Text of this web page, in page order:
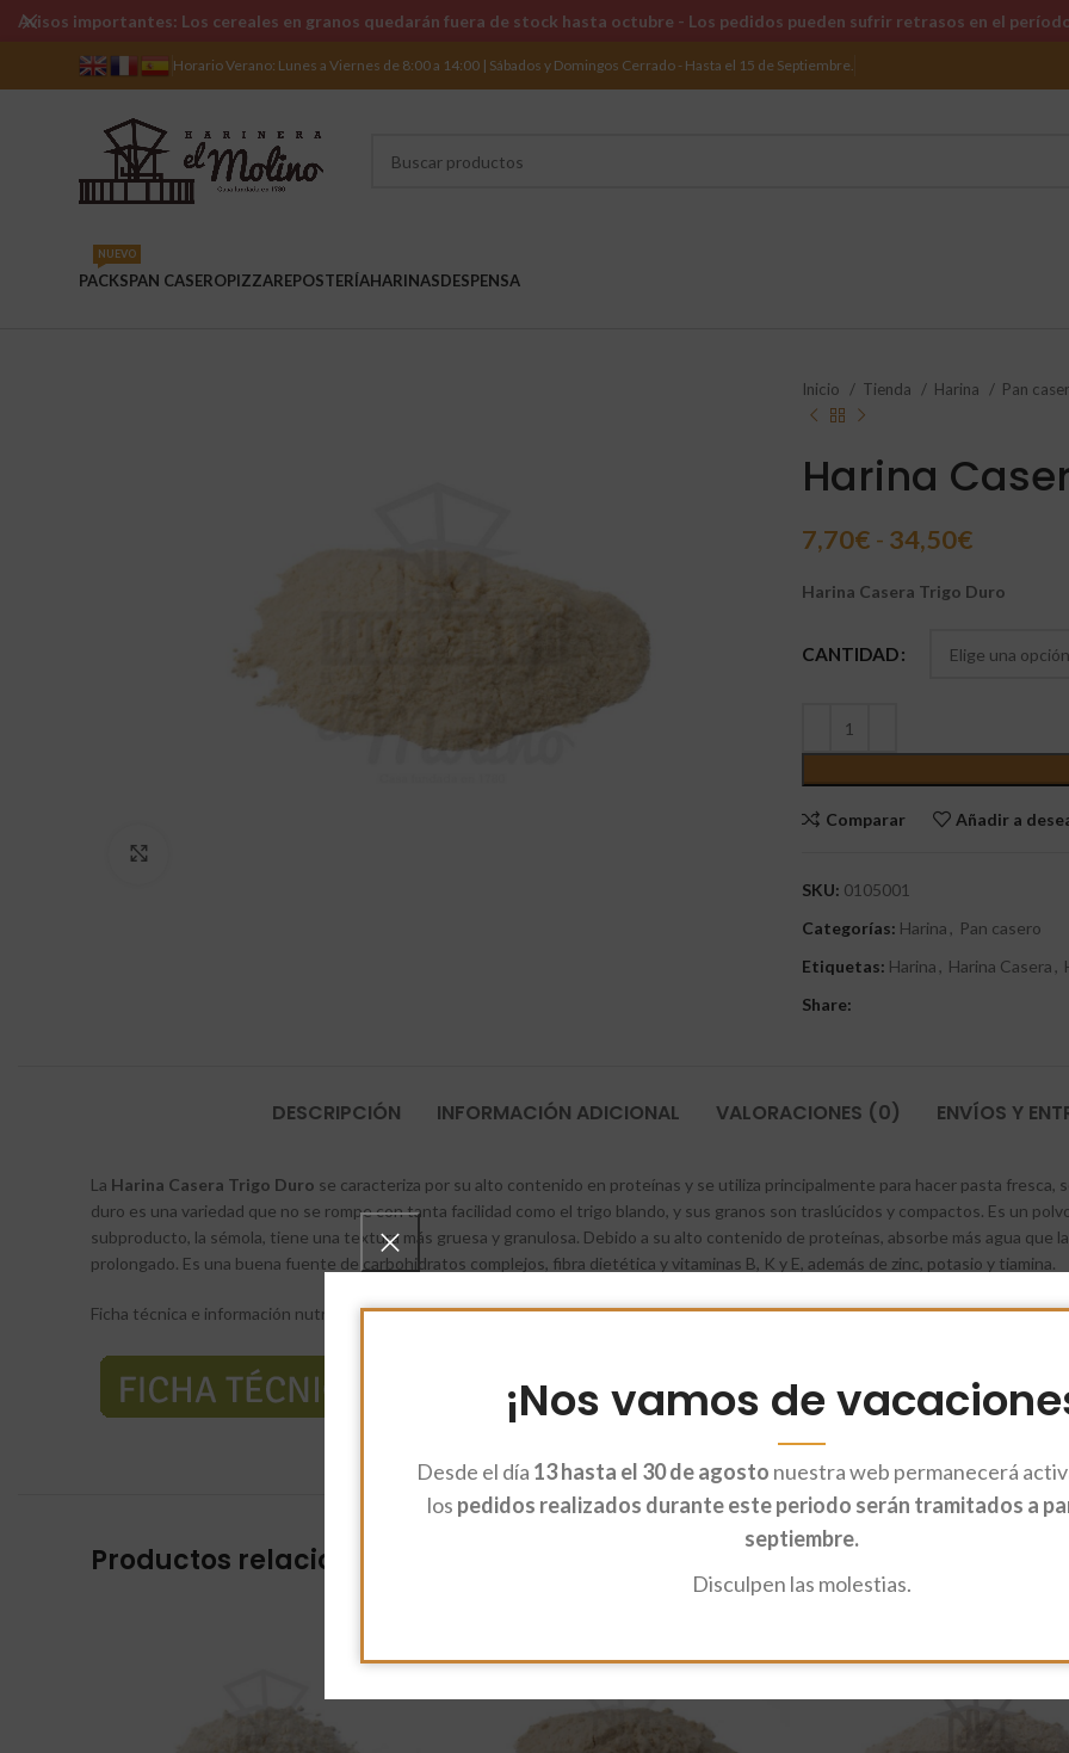
¡Nos vamos de
Desde el día 13 hasta el 30 de agosto nuestra web permanecerá
los pedidos realizados durante este periodo serán tramitados a
septiembre.
Disculpen las molestias.
Horario Verano: Lunes a Viernes de 8:00 a 14:00 | Sábados y Domingos Cerrado - Hasta el 15 de Septiembre.
PACKS
NUEVO
PAN CASEROPIZZAREPOSTERÍAHARINASDESPENSA
Inicio Tienda Harina Pan
Harina
7,70€ - 34,50€
Harina Casera Trigo Duro
CANTIDAD
Comparar Añadir a
SKU: 0105001
Categorías: Harina , Pan casero
Etiquetas: Harina , Harina Casera ,
Share:
DESCRIPCIÓN INFORMACIÓN ADICIONAL VALORACIONES (0) ENVÍOS Y
La Harina Casera Trigo Duro se caracteriza por su alto contenido en proteínas y se utiliza principalmente para hacer pasta fresca,
duro es una variedad que no se rompe con tanta facilidad como el trigo blando, y sus granos son traslúcidos y compactos. Es un
subproducto, la sémola, tiene una textura más gruesa y granulosa. Debido a su alto contenido de proteínas, absorbe más agua que
prolongado. Es una buena fuente de carbohidratos complejos, fibra dietética y vitaminas B, K y E, además de zinc, potasio y tiamina.
Ficha técnica e información nutricional:
Productos relacionados
Avisos importantes: Los cereales en granos quedarán fuera de stock hasta octubre - Los pedidos pueden sufrir retrasos en el